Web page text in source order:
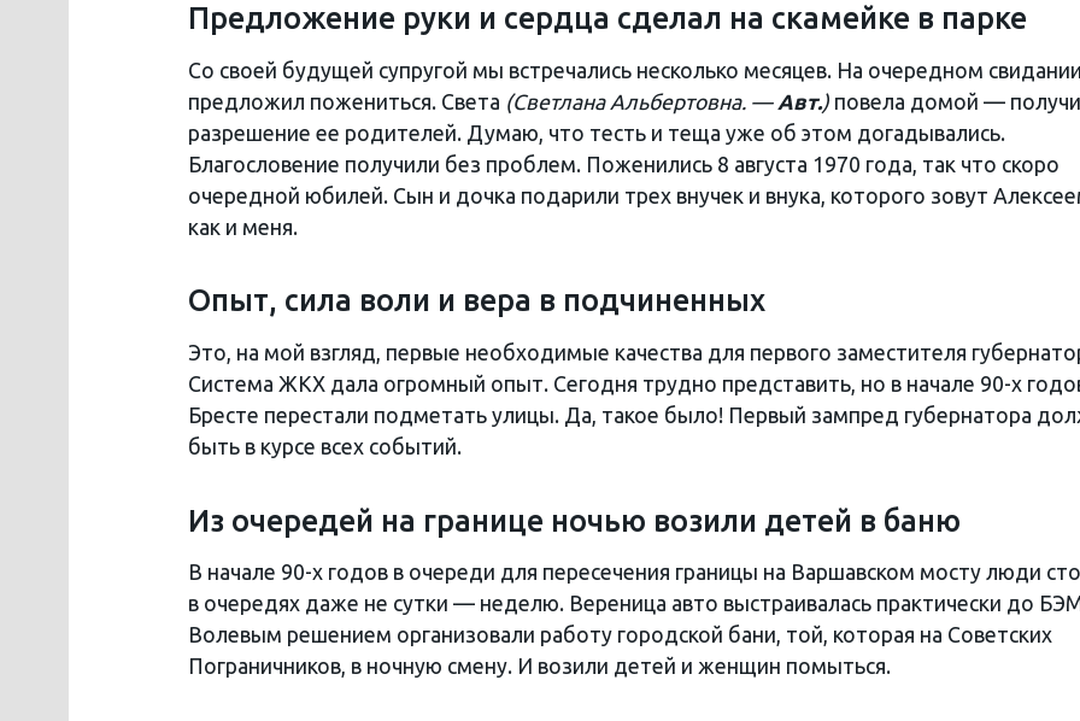
Предложение руки и сердца сделал на скамейке в парке
Со своей будущей супругой мы встречались несколько месяцев. На очередном свидании
предложил пожениться. Света (Светлана Альбертовна. — Авт.) повела домой —
разрешение ее родителей. Думаю, что тесть и теща уже об этом догадывались.
Благословение получили без проблем. Поженились 8 августа 1970 года, так что скоро
очередной юбилей. Сын и дочка подарили трех внучек и внука, которого зовут
как и меня.
Опыт, сила воли и вера в подчиненных
Это, на мой взгляд, первые необходимые качества для первого заместителя
Система ЖКХ дала огромный опыт. Сегодня трудно представить, но в начале 90-х
Бресте перестали подметать улицы. Да, такое было! Первый зампред губернатора
быть в курсе всех событий.
Из очередей на границе ночью возили детей в баню
В начале 90-х годов в очереди для пересечения границы на Варшавском мосту люди
в очередях даже не сутки — неделю. Вереница авто выстраивалась практически до
Волевым решением организовали работу городской бани, той, которая на Советских
Пограничников, в ночную смену. И возили детей и женщин помыться.